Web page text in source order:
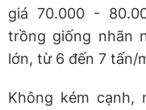
giá 70.000 -
trồng giống nhãn
lớn, từ 6 đến 7 tấn/
Không kém cạnh,